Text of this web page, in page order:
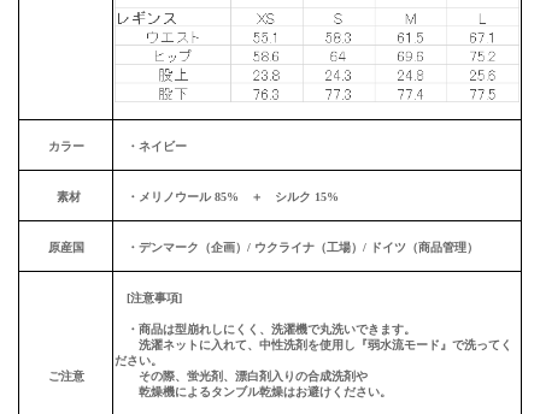
カラー ・ネイビー
素材 ・メリノウール 85% ＋ シルク 15%
原産国 ・デンマーク（企画）/ ウクライナ（工場）/ ドイツ（商品管理）
ご注意
[注意事項]
・商品は型崩れしにくく、洗濯機で丸洗いできます。
洗濯ネットに入れて、中性洗剤を使用し『弱水流モード』で洗ってく
ださい。
その際、蛍光剤、漂白剤入りの合成洗剤や
乾燥機によるタンブル乾燥はお避けください。